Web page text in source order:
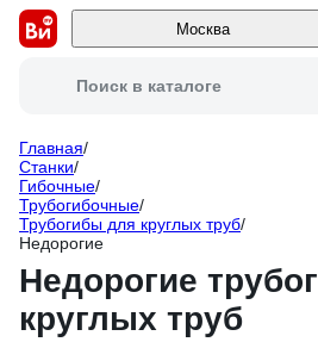
Москва
Поиск в каталоге
Главная/
Станки/
Гибочные/
Трубогибочные/
Трубогибы для круглых труб/
Недорогие
Недорогие
круглых труб